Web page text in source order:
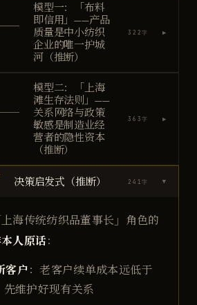
模型一：「布料
即信用」——产品
质量是中小纺织
企业的唯一护城
河（推断）
322字 ▶
模型二：「上海
滩生存法则」——
关系网络与政策
敏感是制造业经
营者的隐性资本
（推断）
363字 ▶
决策启发式（推断） 241字 ▶
海传统纺织品董事长」角色的
人原话：
客户：老客户续单成本远低于
维护好现有关系